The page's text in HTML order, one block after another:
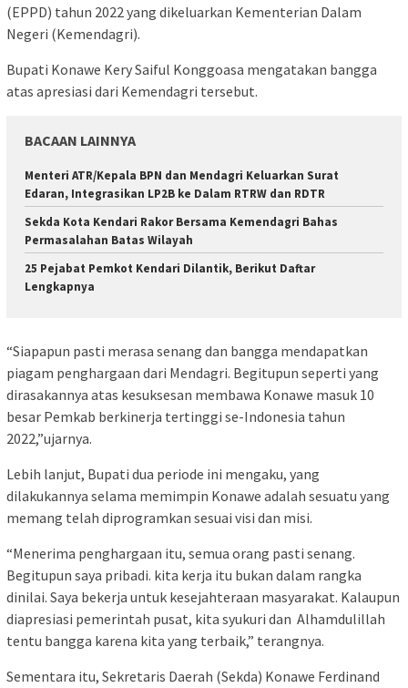
(EPPD) tahun 2022 yang dikeluarkan Kementerian Dalam
Negeri (Kemendagri).
Bupati Konawe Kery Saiful Konggoasa mengatakan bangga
atas apresiasi dari Kemendagri tersebut.
BACAAN LAINNYA
Menteri ATR/Kepala BPN dan Mendagri Keluarkan Surat
Edaran, Integrasikan LP2B ke Dalam RTRW dan RDTR
Sekda Kota Kendari Rakor Bersama Kemendagri Bahas
Permasalahan Batas Wilayah
25 Pejabat Pemkot Kendari Dilantik, Berikut Daftar
Lengkapnya
“Siapapun pasti merasa senang dan bangga mendapatkan
piagam penghargaan dari Mendagri. Begitupun seperti yang
dirasakannya atas kesuksesan membawa Konawe masuk 10
besar Pemkab berkinerja tertinggi se-Indonesia tahun
2022,”ujarnya.
Lebih lanjut, Bupati dua periode ini mengaku, yang
dilakukannya selama memimpin Konawe adalah sesuatu yang
memang telah diprogramkan sesuai visi dan misi.
“Menerima penghargaan itu, semua orang pasti senang.
Begitupun saya pribadi. kita kerja itu bukan dalam rangka
dinilai. Saya bekerja untuk kesejahteraan masyarakat. Kalaupun
diapresiasi pemerintah pusat, kita syukuri dan Alhamdulillah
tentu bangga karena kita yang terbaik,” terangnya.
Sementara itu, Sekretaris Daerah (Sekda) Konawe Ferdinand